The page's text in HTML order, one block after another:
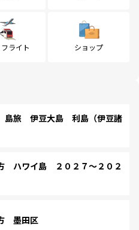
ライト ショップ
旅 伊豆大島 利島（伊豆諸
ハワイ島 ２０２７～２０２
墨田区